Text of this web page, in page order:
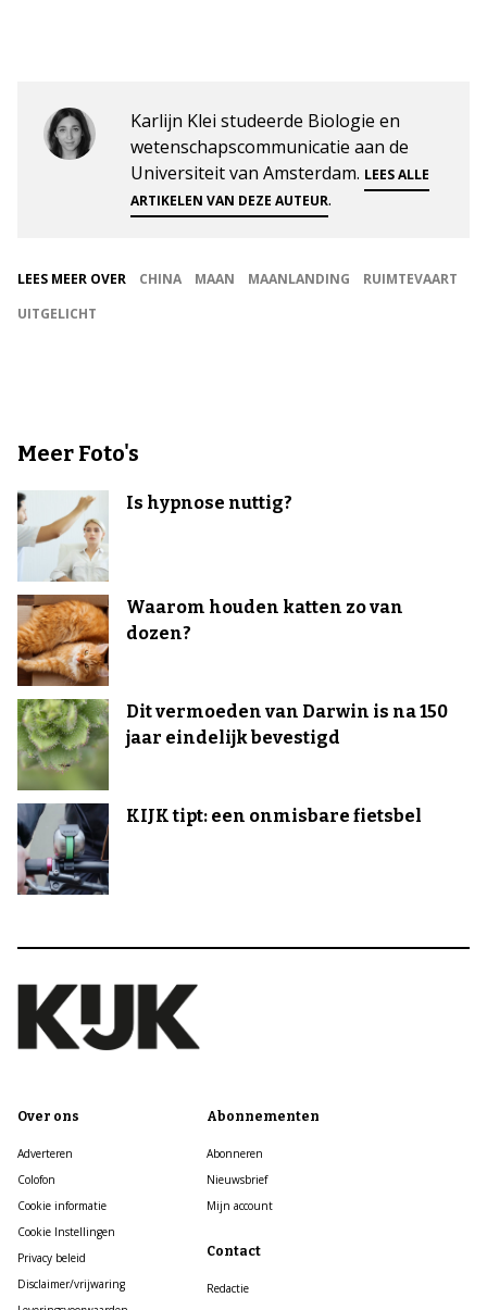
Karlijn Klei studeerde Biologie en
wetenschapscommunicatie aan de
Universiteit van Amsterdam. LEES ALLE
ARTIKELEN VAN DEZE AUTEUR.
LEES MEER OVER CHINA MAAN MAANLANDING
RUIMTEVAART
UITGELICHT
Meer Foto's
Is hypnose nuttig?
Waarom houden katten zo van
dozen?
Dit vermoeden van Darwin is na 150
jaar eindelijk bevestigd
KIJK tipt: een onmisbare fietsbel
Over ons
Adverteren
Colofon
Cookie informatie
Cookie Instellingen
Privacy beleid
Disclaimer/vrijwaring
Abonnementen
Abonneren
Nieuwsbrief
Mijn account
Contact
Redactie